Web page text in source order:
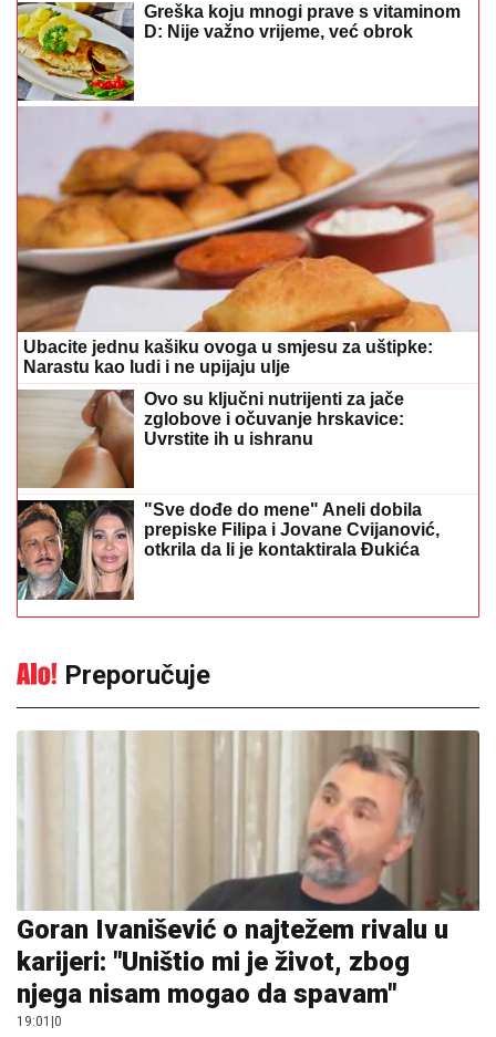
Greška koju mnogi prave s vitaminom
D: Nije važno vrijeme, već obrok
Ubacite jednu kašiku ovoga u smjesu za uštipke:
Narastu kao ludi i ne upijaju ulje
Ovo su ključni nutrijenti za jače
zglobove i očuvanje hrskavice:
Uvrstite ih u ishranu
"Sve dođe do mene" Aneli dobila
prepiske Filipa i Jovane Cvijanović,
otkrila da li je kontaktirala Đukića
Preporučuje
Goran Ivanišević o najtežem rivalu u
karijeri: "Uništio mi je život, zbog
njega nisam mogao da spavam"
19:01 |0